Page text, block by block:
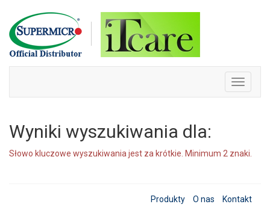
Skip
to
content
Toggle
Wyniki wyszukiwania dla:
Słowo kluczowe wyszukiwania jest za krótkie. Minimum 2 znaki.
Produkty O nas Kontakt